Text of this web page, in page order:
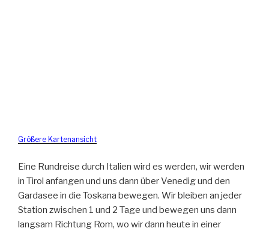
Größere Kartenansicht
Eine Rundreise durch Italien wird es werden, wir werden
in Tirol anfangen und uns dann über Venedig und den
Gardasee in die Toskana bewegen. Wir bleiben an jeder
Station zwischen 1 und 2 Tage und bewegen uns dann
langsam Richtung Rom, wo wir dann heute in einer